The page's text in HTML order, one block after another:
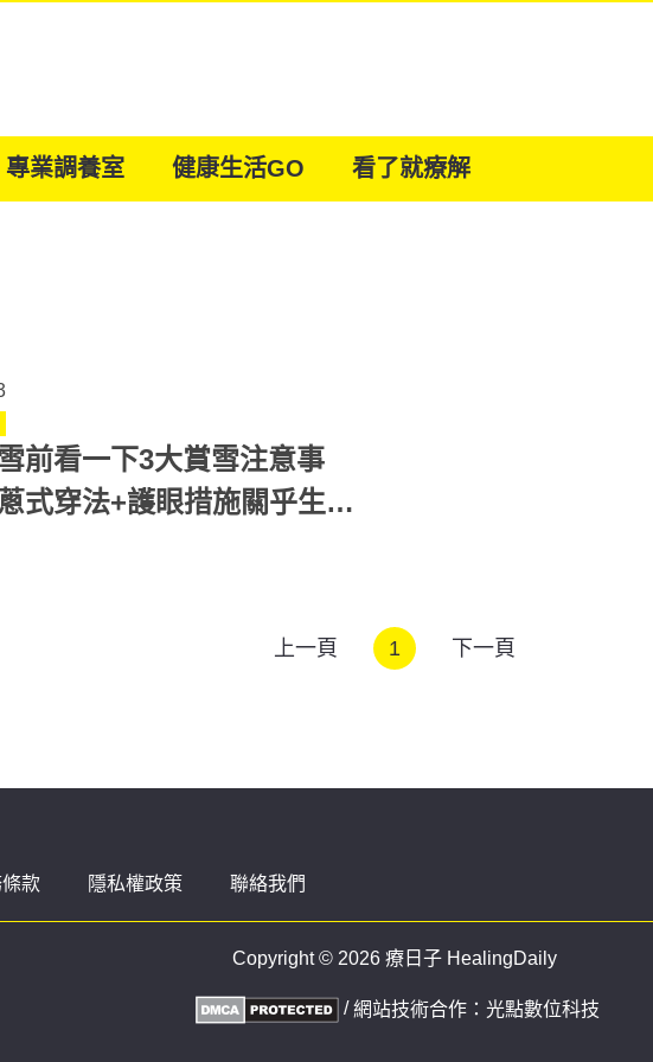
專業調養室 健康生活GO 看了就療解
前看一下3大賞雪注意事
式穿法+護眼措施關乎生命
上一頁 1 下一頁
款 隱私權政策 聯絡我們
Copyright © 2026 療日子 HealingDaily
/網站技術合作： 光點數位科技